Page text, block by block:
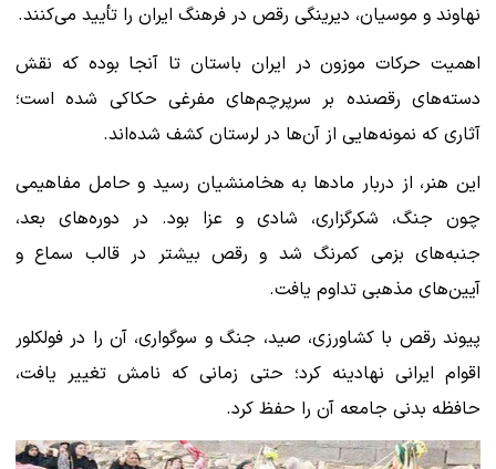
نهاوند و موسیان، دیرینگی رقص در فرهنگ ایران را تأیید می‌کنند.
اهمیت حرکات موزون در ایران باستان تا آنجا بوده که نقش
دسته‌های رقصنده بر سرپرچم‌های مفرغی حکاکی شده است؛
آثاری که نمونه‌هایی از آن‌ها در لرستان کشف شده‌اند.
این هنر، از دربار مادها به هخامنشیان رسید و حامل مفاهیمی
چون جنگ، شکرگزاری، شادی و عزا بود. در دوره‌های بعد،
جنبه‌های بزمی کمرنگ شد و رقص بیشتر در قالب سماع و
آیین‌های مذهبی تداوم یافت.
پیوند رقص با کشاورزی، صید، جنگ و سوگواری، آن را در فولکلور
اقوام ایرانی نهادینه کرد؛ حتی زمانی که نامش تغییر یافت،
حافظه بدنی جامعه آن را حفظ کرد.